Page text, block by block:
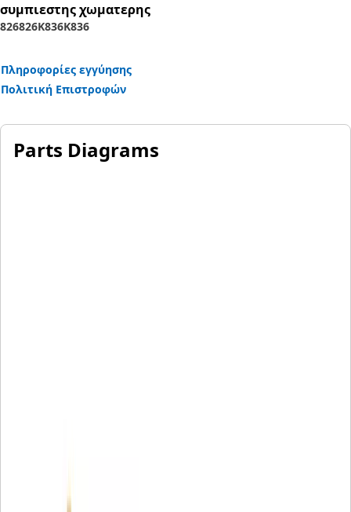
συμπιεστης χωματερης
826826K836K836
Πληροφορίες εγγύησης
Πολιτική Επιστροφών
Parts Diagrams